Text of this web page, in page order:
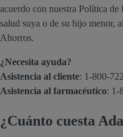
acuerdo con nuestra Política
salud suya o de su hijo menor,
Ahorros.
¿Necesita ayuda?
Asistencia al cliente: 1-800-
Asistencia al farmacéutico: 1-
¿Cuánto cuesta